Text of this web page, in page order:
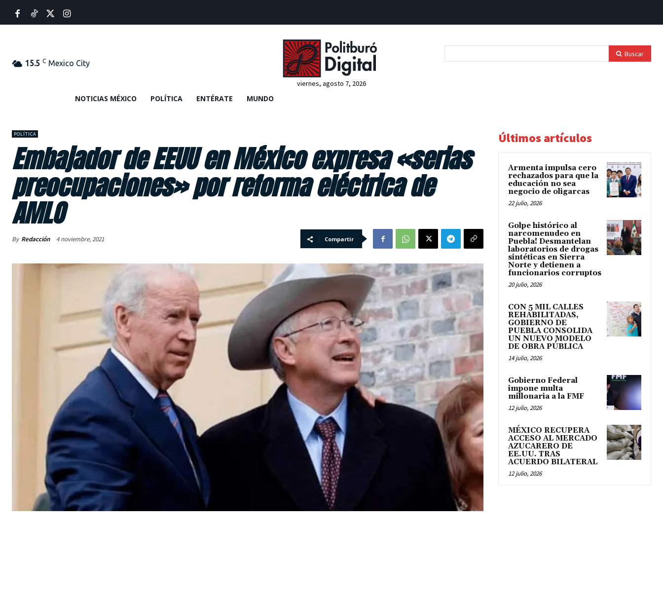
15.5 C Mexico City
viernes, agosto 7, 2026
Buscar
NOTICIAS MÉXICO POLÍTICA ENTÉRATE MUNDO
POLÍTICA
Embajador de EEUU en México expresa «serias
preocupaciones» por reforma eléctrica de
AMLO
By Redacción 4 noviembre, 2021 Compartir
Últimos artículos
Armenta impulsa cero
rechazados para que la
educación no sea
negocio de oligarcas
22 julio, 2026
Golpe histórico al
narcomenudeo en
Puebla! Desmantelan
laboratorios de drogas
sintéticas en Sierra
Norte y detienen a
funcionarios corruptos
20 julio, 2026
CON 5 MIL CALLES
REHABILITADAS,
GOBIERNO DE
PUEBLA CONSOLIDA
UN NUEVO MODELO
DE OBRA PÚBLICA
14 julio, 2026
Gobierno Federal
impone multa
millonaria a la FMF
12 julio, 2026
MÉXICO RECUPERA
ACCESO AL MERCADO
AZUCARERO DE
EE.UU. TRAS
ACUERDO BILATERAL
12 julio, 2026